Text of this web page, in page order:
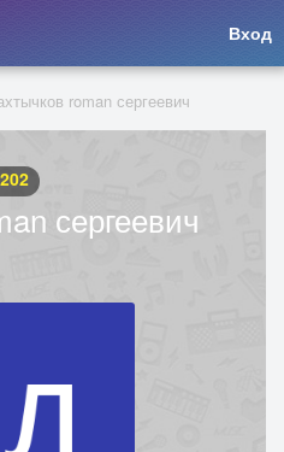
Вход
roman сергеевич
202
сергеевич